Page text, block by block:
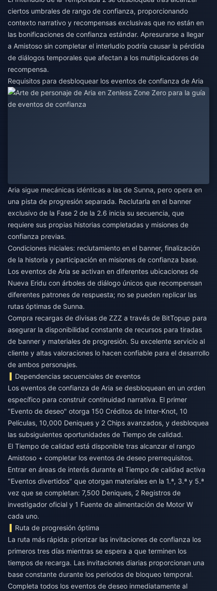
ciertos umbrales de rango de confianza, proporcionando
contexto narrativo y recompensas exclusivas que no están en
las bonificaciones de confianza estándar. Apresurarse a llegar
a Amistoso sin completar el interludio podría causar la pérdida
de diálogos temporales que afectan a los multiplicadores de
recompensa.
Requisitos para desbloquear los eventos de confianza de Aria
Aria sigue mecánicas idénticas a las de Sunna, pero opera en
una pista de progresión separada. Reclutarla en el banner
exclusivo de la Fase 2 de la 2.6 inicia su secuencia, que
requiere sus propias historias completadas y misiones de
confianza previas.
Condiciones iniciales: reclutamiento en el banner, finalización
de la historia y participación en misiones de confianza base.
Los eventos de Aria se activan en diferentes ubicaciones de
Nueva Eridu con árboles de diálogo únicos que recompensan
diferentes patrones de respuesta; no se pueden replicar las
rutas óptimas de Sunna.
Compra recargas de divisas de ZZZ a través de BitTopup para
asegurar la disponibilidad constante de recursos para tiradas
de banner y materiales de progresión. Su excelente servicio al
cliente y altas valoraciones lo hacen confiable para el desarrollo
de ambos personajes.
Dependencias secuenciales de eventos
Los eventos de confianza de Aria se desbloquean en un orden
específico para construir continuidad narrativa. El primer
"Evento de deseo" otorga 150 Créditos de Inter-Knot, 10
Películas, 10,000 Deniques y 2 Chips avanzados, y desbloquea
las subsiguientes oportunidades de Tiempo de calidad.
El Tiempo de calidad está disponible tras alcanzar el rango
Amistoso + completar los eventos de deseo prerrequisitos.
Entrar en áreas de interés durante el Tiempo de calidad activa
"Eventos divertidos" que otorgan materiales en la 1.ª, 3.ª y 5.ª
vez que se completan: 7,500 Deniques, 2 Registros de
investigador oficial y 1 Fuente de alimentación de Motor W
cada uno.
Ruta de progresión óptima
La ruta más rápida: priorizar las invitaciones de confianza los
primeros tres días mientras se espera a que terminen los
tiempos de recarga. Las invitaciones diarias proporcionan una
base constante durante los periodos de bloqueo temporal.
Completa todos los eventos de deseo inmediatamente al